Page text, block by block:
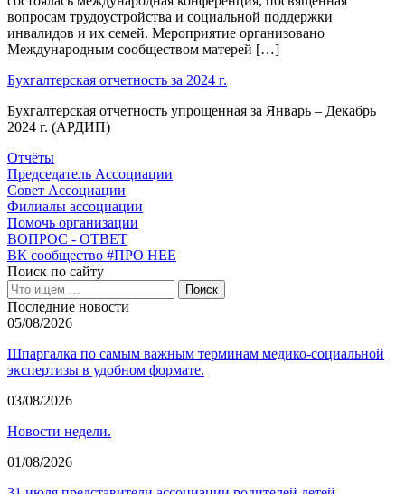
вопросам трудоустройства и социальной поддержки
инвалидов и их семей. Мероприятие организовано
Международным сообществом матерей […]
Бухгалтерская отчетность за 2024 г.
Бухгалтерская отчетность упрощенная за Январь – Декабрь
2024 г. (АРДИП)
Отчёты
Председатель Ассоциации
Совет Ассоциации
Филиалы ассоциации
Помочь организации
ВОПРОС - ОТВЕТ
ВК сообщество #ПРО НЕЕ
Поиск по сайту
Последние новости
05/08/2026
Шпаргалка по самым важным терминам медико-социальной
экспертизы в удобном формате.
03/08/2026
Новости недели.
01/08/2026